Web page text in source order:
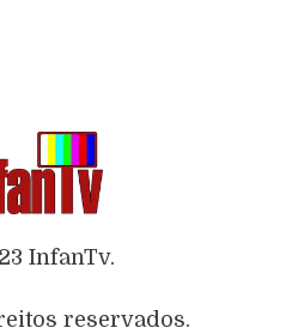
InfanTv.
reservados.